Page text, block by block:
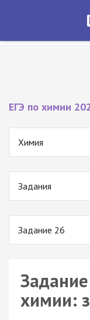
ЕГЭ по химии
Химия
Задания
Задание 26
химии: